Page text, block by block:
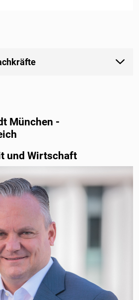
München -
und Wirtschaft